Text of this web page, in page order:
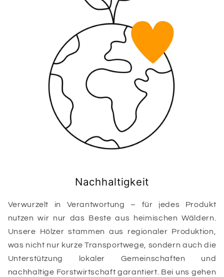
Nachhaltigkeit
Verwurzelt in Verantwortung – für jedes Produkt
nutzen wir nur das Beste aus heimischen Wäldern.
Unsere Hölzer stammen aus regionaler Produktion,
was nicht nur kurze Transportwege, sondern auch die
Unterstützung lokaler Gemeinschaften und
nachhaltige Forstwirtschaft garantiert. Bei uns gehen